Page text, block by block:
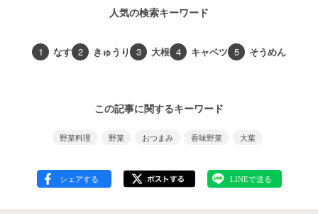
人気の検索キーワード
1 なす 2 きゅうり 3 大根 4 キャベツ 5 そうめん
この記事に関するキーワード
野菜料理 野菜 おつまみ 香味野菜 大葉